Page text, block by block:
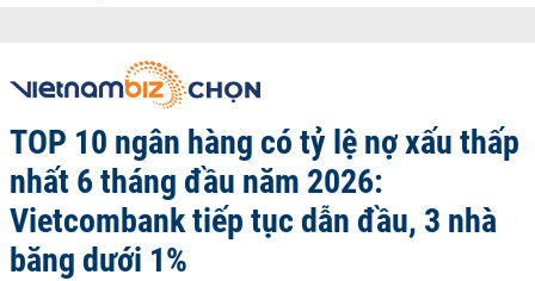
TOP 10 ngân hàng có tỷ lệ nợ xấu thấp
nhất 6 tháng đầu năm 2026:
Vietcombank tiếp tục dẫn đầu, 3 nhà
băng dưới 1%